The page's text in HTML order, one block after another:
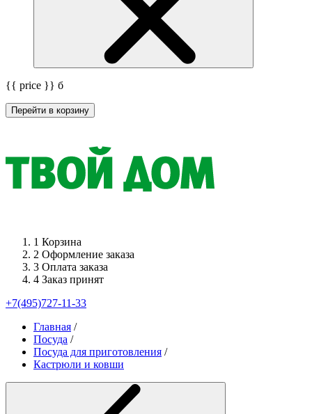
{{ price }} б
Перейти в корзину
1 Корзина
2 Оформление заказа
3 Оплата заказа
4 Заказ принят
+7(495)727-11-33
Главная /
Посуда /
Посуда для приготовления /
Кастрюли и ковши